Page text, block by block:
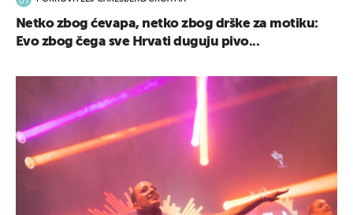
Netko zbog ćevapa, netko zbog drške za motiku:
Evo zbog čega sve Hrvati duguju pivo...